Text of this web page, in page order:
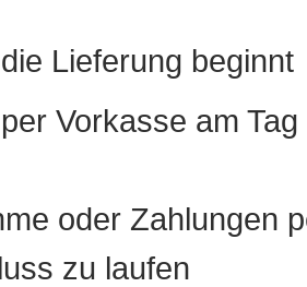
Lieferung beginnt
Vorkasse am
oder Zahlungen
zu laufen